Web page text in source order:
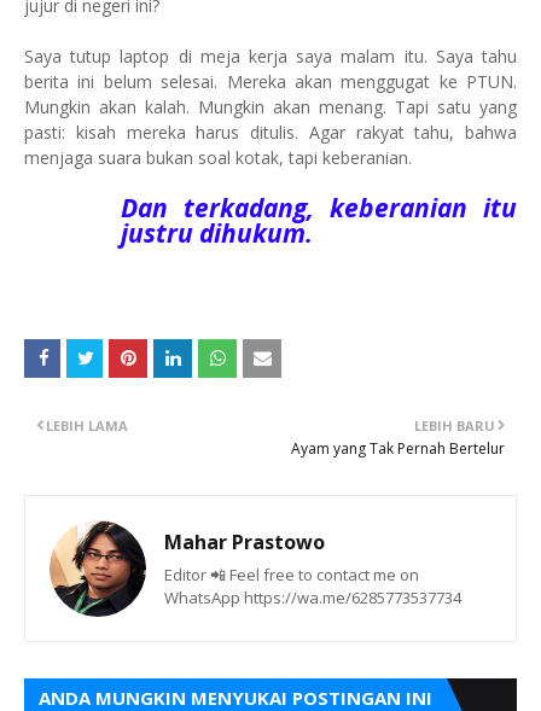
jujur di negeri ini?
Saya tutup laptop di meja kerja saya malam itu. Saya tahu
berita ini belum selesai. Mereka akan menggugat ke PTUN.
Mungkin akan kalah. Mungkin akan menang. Tapi satu yang
pasti: kisah mereka harus ditulis. Agar rakyat tahu, bahwa
menjaga suara bukan soal kotak, tapi keberanian.
Dan terkadang, keberanian itu
justru dihukum.
LEBIH BARU
Ayam yang Tak Pernah Bertelur
LEBIH LAMA
Mahar Prastowo
Editor 📲 Feel free to contact me on
WhatsApp https://wa.me/6285773537734
ANDA MUNGKIN MENYUKAI POSTINGAN INI